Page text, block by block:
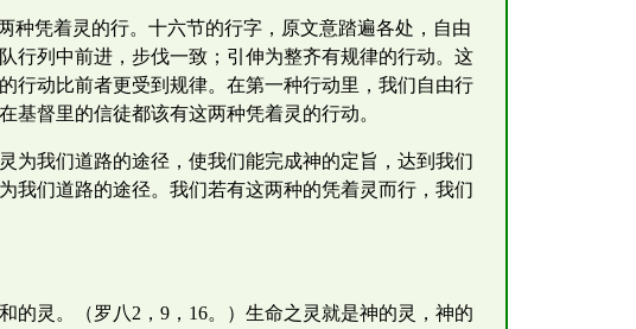
种凭着灵的行。十六节的行字，原文意踏遍各处，自由
行列中前进，步伐一致；引伸为整齐有规律的行动。这
行动比前者更受到规律。在第一种行动里，我们自由行
督里的信徒都该有这两种凭着灵的行动。
为我们道路的途径，使我们能完成神的定旨，达到我们
我们道路的途径。我们若有这两种的凭着灵而行，我们
的灵。（罗八2，9，16。）生命之灵就是神的灵，神的